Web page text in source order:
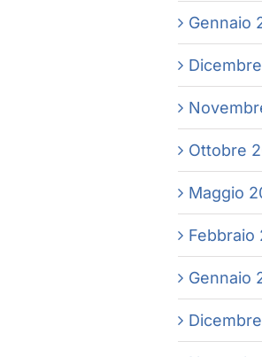
Gennaio
Ottobre
Maggio
Febbraio
Gennaio